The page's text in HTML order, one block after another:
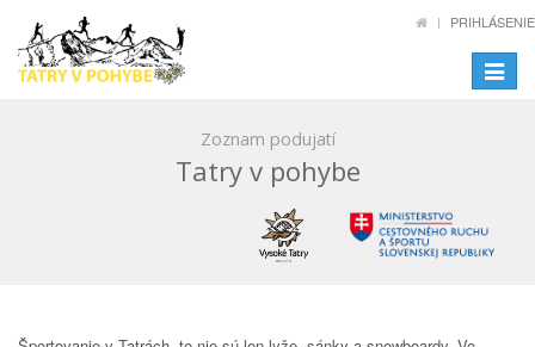
PRIHLÁSENIE
Toggle
Zoznam podujatí
Tatry v pohybe